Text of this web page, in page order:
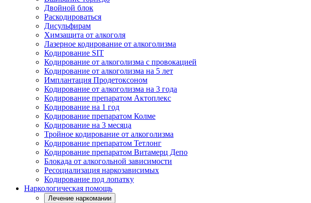
Двойной блок
Раскодироваться
Дисульфирам
Химзащита от алкоголя
Лазерное кодирование от алкоголизма
Кодирование SIT
Кодирование от алкоголизма с провокацией
Кодирование от алкоголизма на 5 лет
Имплантация Продетоксоном
Кодирование от алкоголизма на 3 года
Кодирование препаратом Актоплекс
Кодирование на 1 год
Кодирование препаратом Колме
Кодирование на 3 месяца
Тройное кодирование от алкоголизма
Кодирование препаратом Тетлонг
Кодирование препаратом Витамерц Депо
Блокада от алкогольной зависимости
Ресоциализация наркозависимых
Кодирование под лопатку
Наркологическая помощь
Лечение наркомании